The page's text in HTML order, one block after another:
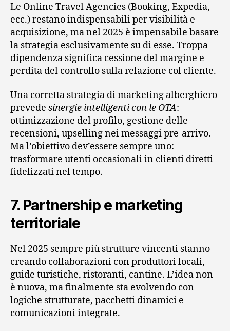
Le Online Travel Agencies (Booking, Expedia,
ecc.) restano indispensabili per visibilità e
acquisizione, ma nel 2025 è impensabile basare
la strategia esclusivamente su di esse. Troppa
dipendenza significa cessione del margine e
perdita del controllo sulla relazione col cliente.
Una corretta strategia di marketing alberghiero
prevede sinergie intelligenti con le OTA:
ottimizzazione del profilo, gestione delle
recensioni, upselling nei messaggi pre-arrivo.
Ma l’obiettivo dev’essere sempre uno:
trasformare utenti occasionali in clienti diretti
fidelizzati nel tempo.
7. Partnership e marketing
territoriale
Nel 2025 sempre più strutture vincenti stanno
creando collaborazioni con produttori locali,
guide turistiche, ristoranti, cantine. L’idea non
è nuova, ma finalmente sta evolvendo con
logiche strutturate, pacchetti dinamici e
comunicazioni integrate.